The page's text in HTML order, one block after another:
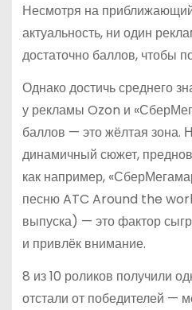
Несмотря на
актуальность, ни один
достаточно баллов, чтобы
Однако достичь среднего
у рекламы Ozon и
баллов — это жёлтая зона.
динамичный сюжет,
как например,
песню ATC Around the
выпуска) — это фактор
и привлёк внимание.
8 из 10 роликов получили
отстали от победителей —